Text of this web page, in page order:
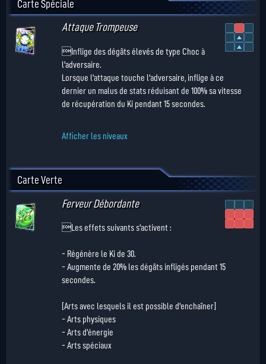
Carte Spéciale
Attaque Trompeuse
Inflige des dégâts élevés de type Choc à
l'adversaire.
Lorsque l'attaque touche l'adversaire, inflige à ce
dernier un malus de stats réduisant de 100% sa vitesse
de récupération du Ki pendant 15 secondes.
Afficher les niveaux
Carte Verte
Ferveur Débordante
Les effets suivants s'activent :
- Régénère le Ki de 30.
- Augmente de 20% les dégâts infligés pendant 15
secondes.
[Arts avec lesquels il est possible d'enchaîner]
- Arts physiques
- Arts d'énergie
- Arts spéciaux